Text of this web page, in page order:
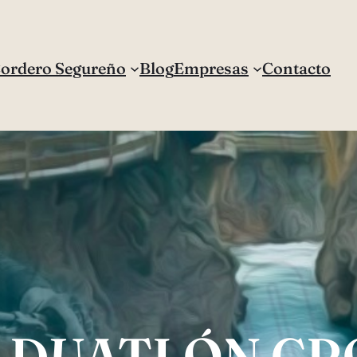
Segureño BlogEmpresas Contacto